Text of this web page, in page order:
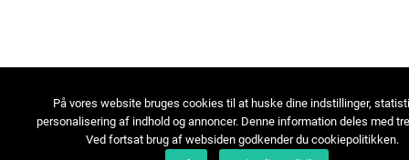
På vores website bruges cookies til at huske dine indstillinger,
personalisering af indhold og annoncer. Denne information deles med
Ved fortsat brug af websiden godkender du cookiepolitikken.